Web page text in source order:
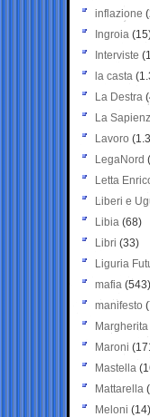
inflazione
Ingroia
Interviste
la casta
La Destra
La
Lavoro
LegaNord
Letta
Liberi e
Libia (68)
Libri (33)
Liguria
mafia (543)
manifesto
Margherita
Maroni
Mastella
Mattarella
Meloni (14)